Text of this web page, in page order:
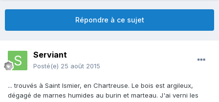
Répondre à ce sujet
Serviant
Posté(e) 25 août 2015
... trouvés à Saint Ismier, en Chartreuse. Le bois est argileux,
dégagé de marnes humides au burin et marteau. J'ai verni les